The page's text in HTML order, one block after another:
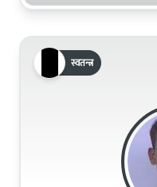
स्वतन्त्र